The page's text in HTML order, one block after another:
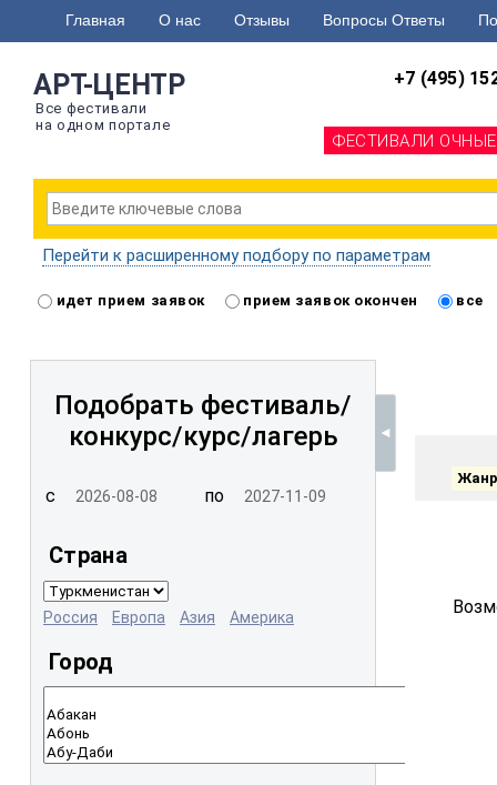
Главная О нас Отзывы Вопросы Ответы
АРТ-ЦЕНТР
Все фестивали
на одном портале
+7 (495)
ФЕСТИВАЛИ ОЧНЫЕ
Перейти к расширенному подбору по параметрам
идет прием заявок прием заявок окончен все
Подобрать фестиваль/
конкурс/курс/лагерь
с по
Страна
Россия Европа Азия Америка
Город